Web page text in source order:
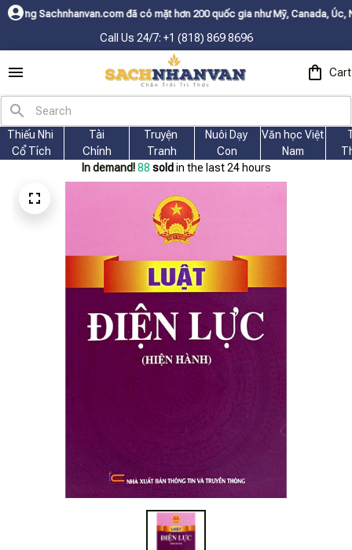
đã có mặt hơn 200 quốc gia như Mỹ, Canada, Úc, Nhật, Hàn, và các
Call Us 24/7: +1 (818) 869 8696
Cart
Thiếu Nhi
Cổ Tích
Tài
Chính
Truyện
Tranh
Nuôi Dạy
Con
Văn học Việt
Nam
In demand! 88 sold in the last 24 hours